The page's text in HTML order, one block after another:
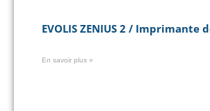
EVOLIS ZENIUS 2 / Imprimante
En savoir plus »